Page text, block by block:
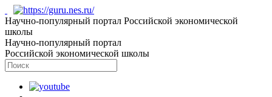
Научно-популярный портал Российской экономической
школы
Научно-популярный портал
Российской экономической школы